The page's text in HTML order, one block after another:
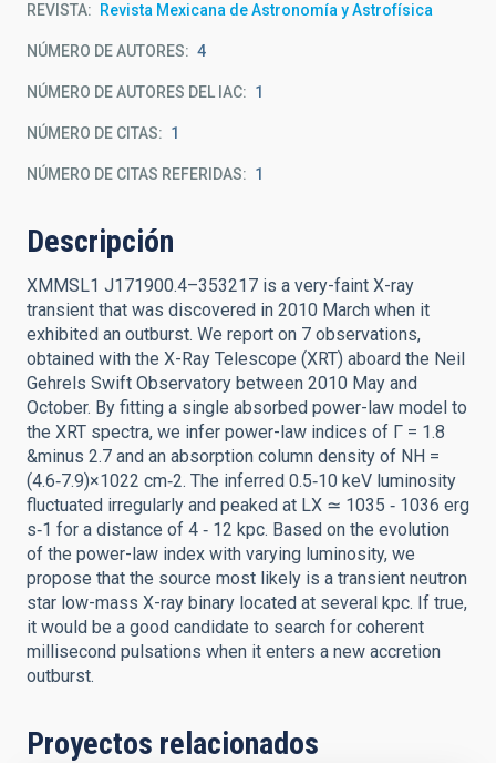
REVISTA Revista Mexicana de Astronomía y Astrofísica
NÚMERO DE AUTORES 4
NÚMERO DE AUTORES DEL IAC 1
NÚMERO DE CITAS 1
NÚMERO DE CITAS REFERIDAS 1
Descripción
XMMSL1 J171900.4–353217 is a very-faint X-ray
transient that was discovered in 2010 March when it
exhibited an outburst. We report on 7 observations,
obtained with the X-Ray Telescope (XRT) aboard the Neil
Gehrels Swift Observatory between 2010 May and
October. By fitting a single absorbed power-law model to
the XRT spectra, we infer power-law indices of Γ = 1.8
&minus 2.7 and an absorption column density of NH =
(4.6‑7.9)×1022 cm‑2. The inferred 0.5‑10 keV luminosity
fluctuated irregularly and peaked at LX ≃ 1035 ‑ 1036 erg
s‑1 for a distance of 4 ‑ 12 kpc. Based on the evolution
of the power-law index with varying luminosity, we
propose that the source most likely is a transient neutron
star low-mass X-ray binary located at several kpc. If true,
it would be a good candidate to search for coherent
millisecond pulsations when it enters a new accretion
outburst.
Proyectos relacionados